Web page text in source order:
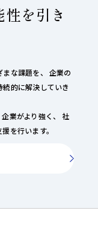
を引き
な課題を、
企業の
的に解決していき
業がより強く、
社
を行います。